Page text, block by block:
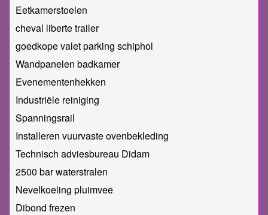
Eetkamerstoelen
cheval liberte trailer
goedkope valet parking schiphol
Wandpanelen badkamer
Evenementenhekken
Industriële reiniging
Spanningsrail
Installeren vuurvaste ovenbekleding
Technisch adviesbureau Didam
2500 bar waterstralen
Nevelkoeling pluimvee
Dibond frezen